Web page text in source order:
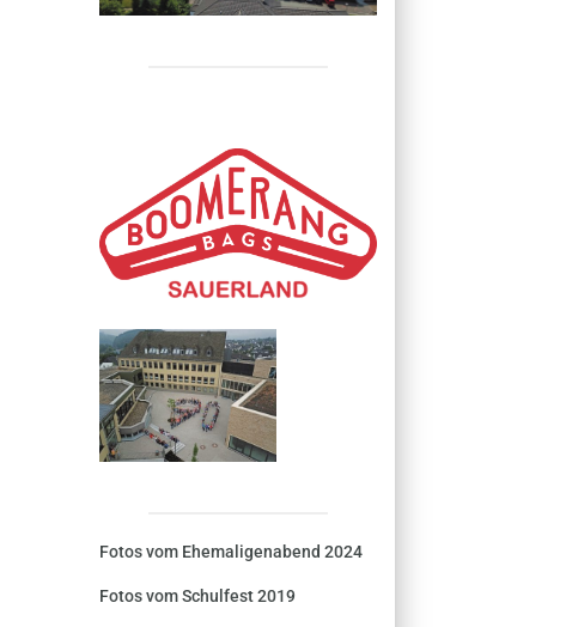
Fotos vom Ehemaligenabend 2024
Fotos vom Schulfest 2019